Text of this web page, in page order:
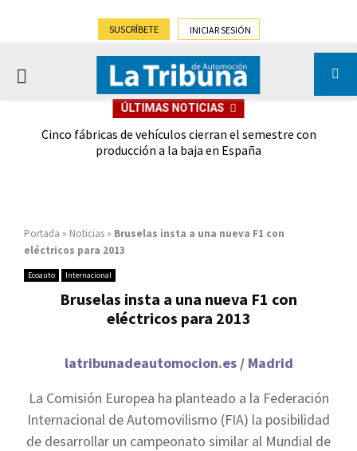
SUSCRÍBETE INICIAR SESIÓN
PRIMARY
ÚLTIMAS NOTICIAS
Cinco fábricas de vehículos cierran el semestre con
producción a la baja en España
Portada » Noticias » Bruselas insta a una nueva F1 con
eléctricos para 2013
Ecoauto Internacional
Bruselas insta a una nueva F1 con
eléctricos para 2013
latribunadeautomocion.es / Madrid
La Comisión Europea ha planteado a la Federación
Internacional de Automovilismo (FIA) la posibilidad
de desarrollar un campeonato similar al Mundial de